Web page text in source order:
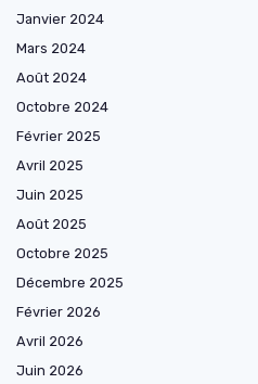
Janvier 2024
Mars 2024
Août 2024
Octobre 2024
Février 2025
Avril 2025
Juin 2025
Août 2025
Octobre 2025
Décembre 2025
Février 2026
Avril 2026
Juin 2026